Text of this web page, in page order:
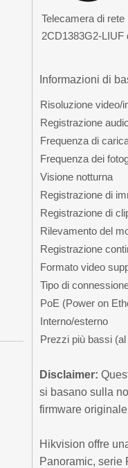
Telecamera di
2CD1383G2-LIUF
Informazioni di
Risoluzione video/
Registrazione
Frequenza di
Frequenza dei
Visione notturna
Registrazione di
Registrazione di
Rilevamento del
Registrazione
Formato video
Tipo di
PoE (Power on
Interno/esterno
Prezzi più bassi (al
Disclaimer:
si basano sulla
firmware
Hikvision offre
Panoramic, serie